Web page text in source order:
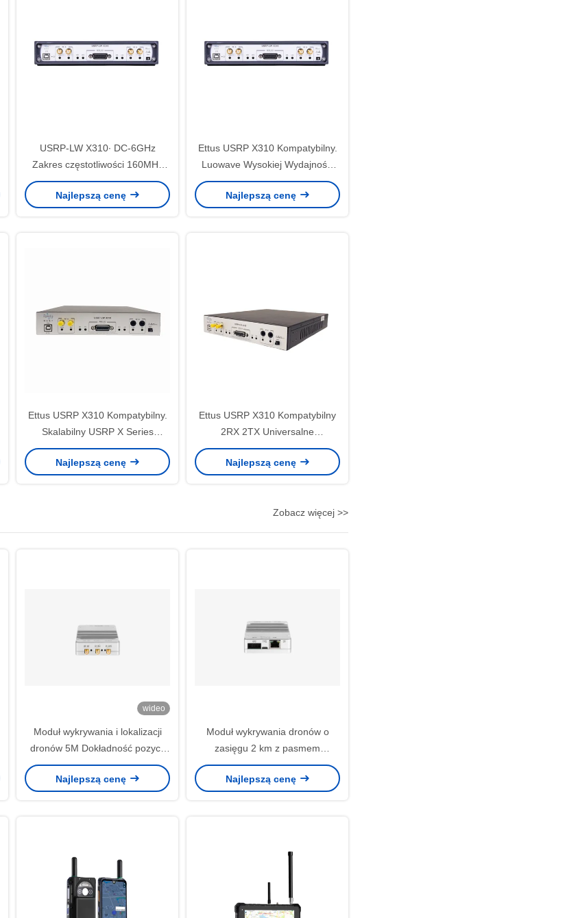
USRP-LW X310∙ DC-6GHz
Zakres częstotliwości 160MHz
Szerokość pasma 2T2R Xilinx
Kintex-7 410T FPGA USRP SDR
Najlepszą cenę
Ettus USRP X310 Kompatybilny.
Luowave Wysokiej Wydajności
SDR USRP X Series USRP-LW
X310, 2T2R, RF DC-6GHz, 160
Najlepszą cenę
Ettus USRP X310 Kompatybilny.
Skalabilny USRP X Series
Oprogramowanie zdefiniowane
radio ETTUS X300 Systemy
Najlepszą cenę
Ettus USRP X310 Kompatybilny
2RX 2TX Universalne
Oprogramowanie Radio Perifery
USRP X310 SDR Interfejs
Najlepszą cenę
Zobacz więcej >>
wideo
Moduł wykrywania i lokalizacji
dronów 5M Dokładność pozycji
2S Szybka pozycja 3KM Zakres
wykrywania
Najlepszą cenę
Moduł wykrywania dronów o
zasięgu 2 km z pasmem
częstotliwości 1,1-5,8 GHz
Najlepszą cenę